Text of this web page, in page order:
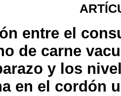
entre el
de carne
y los
en el cordón